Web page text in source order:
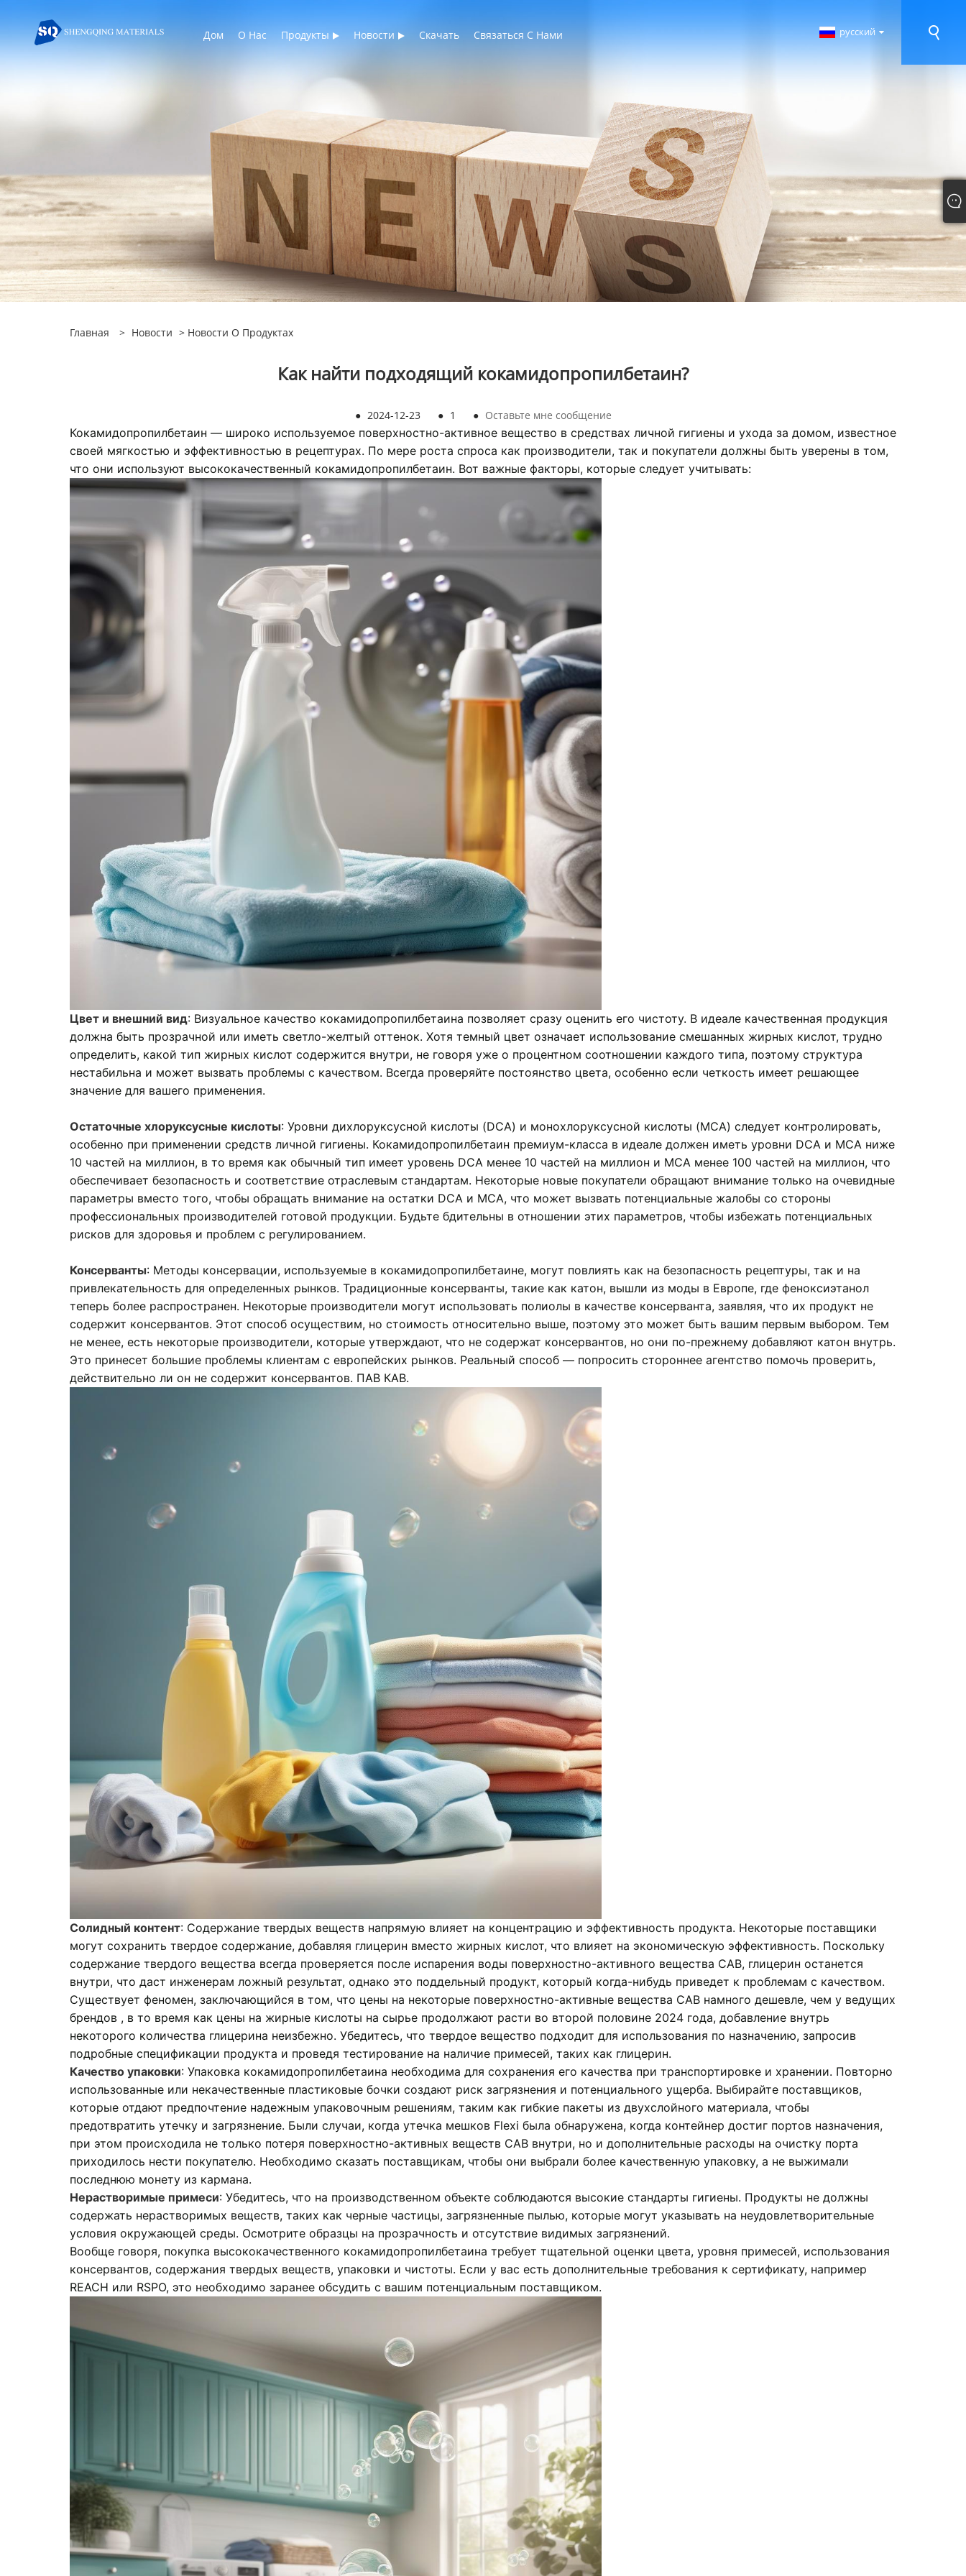
Дом О Нас Продукты Новости Скачать Связаться С Нами русский
Главная > Новости > Новости О Продуктах
Как найти подходящий кокамидопропилбетаин?
● 2024-12-23 ● 1 ● Оставьте мне сообщение
Кокамидопропилбетаин — широко используемое поверхностно-активное вещество в средствах личной гигиены и ухода за домом, известное
своей мягкостью и эффективностью в рецептурах. По мере роста спроса как производители, так и покупатели должны быть уверены в том,
что они используют высококачественный кокамидопропилбетаин. Вот важные факторы, которые следует учитывать:
Цвет и внешний вид: Визуальное качество кокамидопропилбетаина позволяет сразу оценить его чистоту. В идеале качественная продукция
должна быть прозрачной или иметь светло-желтый оттенок. Хотя темный цвет означает использование смешанных жирных кислот, трудно
определить, какой тип жирных кислот содержится внутри, не говоря уже о процентном соотношении каждого типа, поэтому структура
нестабильна и может вызвать проблемы с качеством. Всегда проверяйте постоянство цвета, особенно если четкость имеет решающее
значение для вашего применения.
Остаточные хлоруксусные кислоты: Уровни дихлоруксусной кислоты (DCA) и монохлоруксусной кислоты (MCA) следует контролировать,
особенно при применении средств личной гигиены. Кокамидопропилбетаин премиум-класса в идеале должен иметь уровни DCA и MCA ниже
10 частей на миллион, в то время как обычный тип имеет уровень DCA менее 10 частей на миллион и MCA менее 100 частей на миллион, что
обеспечивает безопасность и соответствие отраслевым стандартам. Некоторые новые покупатели обращают внимание только на очевидные
параметры вместо того, чтобы обращать внимание на остатки DCA и MCA, что может вызвать потенциальные жалобы со стороны
профессиональных производителей готовой продукции. Будьте бдительны в отношении этих параметров, чтобы избежать потенциальных
рисков для здоровья и проблем с регулированием.
Консерванты: Методы консервации, используемые в кокамидопропилбетаине, могут повлиять как на безопасность рецептуры, так и на
привлекательность для определенных рынков. Традиционные консерванты, такие как катон, вышли из моды в Европе, где феноксиэтанол
теперь более распространен. Некоторые производители могут использовать полиолы в качестве консерванта, заявляя, что их продукт не
содержит консервантов. Этот способ осуществим, но стоимость относительно выше, поэтому это может быть вашим первым выбором. Тем
не менее, есть некоторые производители, которые утверждают, что не содержат консервантов, но они по-прежнему добавляют катон внутрь.
Это принесет большие проблемы клиентам с европейских рынков. Реальный способ — попросить стороннее агентство помочь проверить,
действительно ли он не содержит консервантов. ПАВ КАВ.
Солидный контент: Содержание твердых веществ напрямую влияет на концентрацию и эффективность продукта. Некоторые поставщики
могут сохранить твердое содержание, добавляя глицерин вместо жирных кислот, что влияет на экономическую эффективность. Поскольку
содержание твердого вещества всегда проверяется после испарения воды поверхностно-активного вещества CAB, глицерин останется
внутри, что даст инженерам ложный результат, однако это поддельный продукт, который когда-нибудь приведет к проблемам с качеством.
Существует феномен, заключающийся в том, что цены на некоторые поверхностно-активные вещества CAB намного дешевле, чем у ведущих
брендов , в то время как цены на жирные кислоты на сырье продолжают расти во второй половине 2024 года, добавление внутрь
некоторого количества глицерина неизбежно. Убедитесь, что твердое вещество подходит для использования по назначению, запросив
подробные спецификации продукта и проведя тестирование на наличие примесей, таких как глицерин.
Качество упаковки: Упаковка кокамидопропилбетаина необходима для сохранения его качества при транспортировке и хранении. Повторно
использованные или некачественные пластиковые бочки создают риск загрязнения и потенциального ущерба. Выбирайте поставщиков,
которые отдают предпочтение надежным упаковочным решениям, таким как гибкие пакеты из двухслойного материала, чтобы
предотвратить утечку и загрязнение. Были случаи, когда утечка мешков Flexi была обнаружена, когда контейнер достиг портов назначения,
при этом происходила не только потеря поверхностно-активных веществ CAB внутри, но и дополнительные расходы на очистку порта
приходилось нести покупателю. Необходимо сказать поставщикам, чтобы они выбрали более качественную упаковку, а не выжимали
последнюю монету из кармана.
Нерастворимые примеси: Убедитесь, что на производственном объекте соблюдаются высокие стандарты гигиены. Продукты не должны
содержать нерастворимых веществ, таких как черные частицы, загрязненные пылью, которые могут указывать на неудовлетворительные
условия окружающей среды. Осмотрите образцы на прозрачность и отсутствие видимых загрязнений.
Вообще говоря, покупка высококачественного кокамидопропилбетаина требует тщательной оценки цвета, уровня примесей, использования
консервантов, содержания твердых веществ, упаковки и чистоты. Если у вас есть дополнительные требования к сертификату, например
REACH или RSPO, это необходимо заранее обсудить с вашим потенциальным поставщиком.